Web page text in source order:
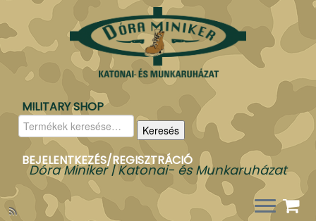
MILITARY SHOP
Keresés
a
következőre:
Keresés
BEJELENTKEZÉS/REGISZTRÁCIÓ
Dóra Miniker | Katonai- és Munkaruházat